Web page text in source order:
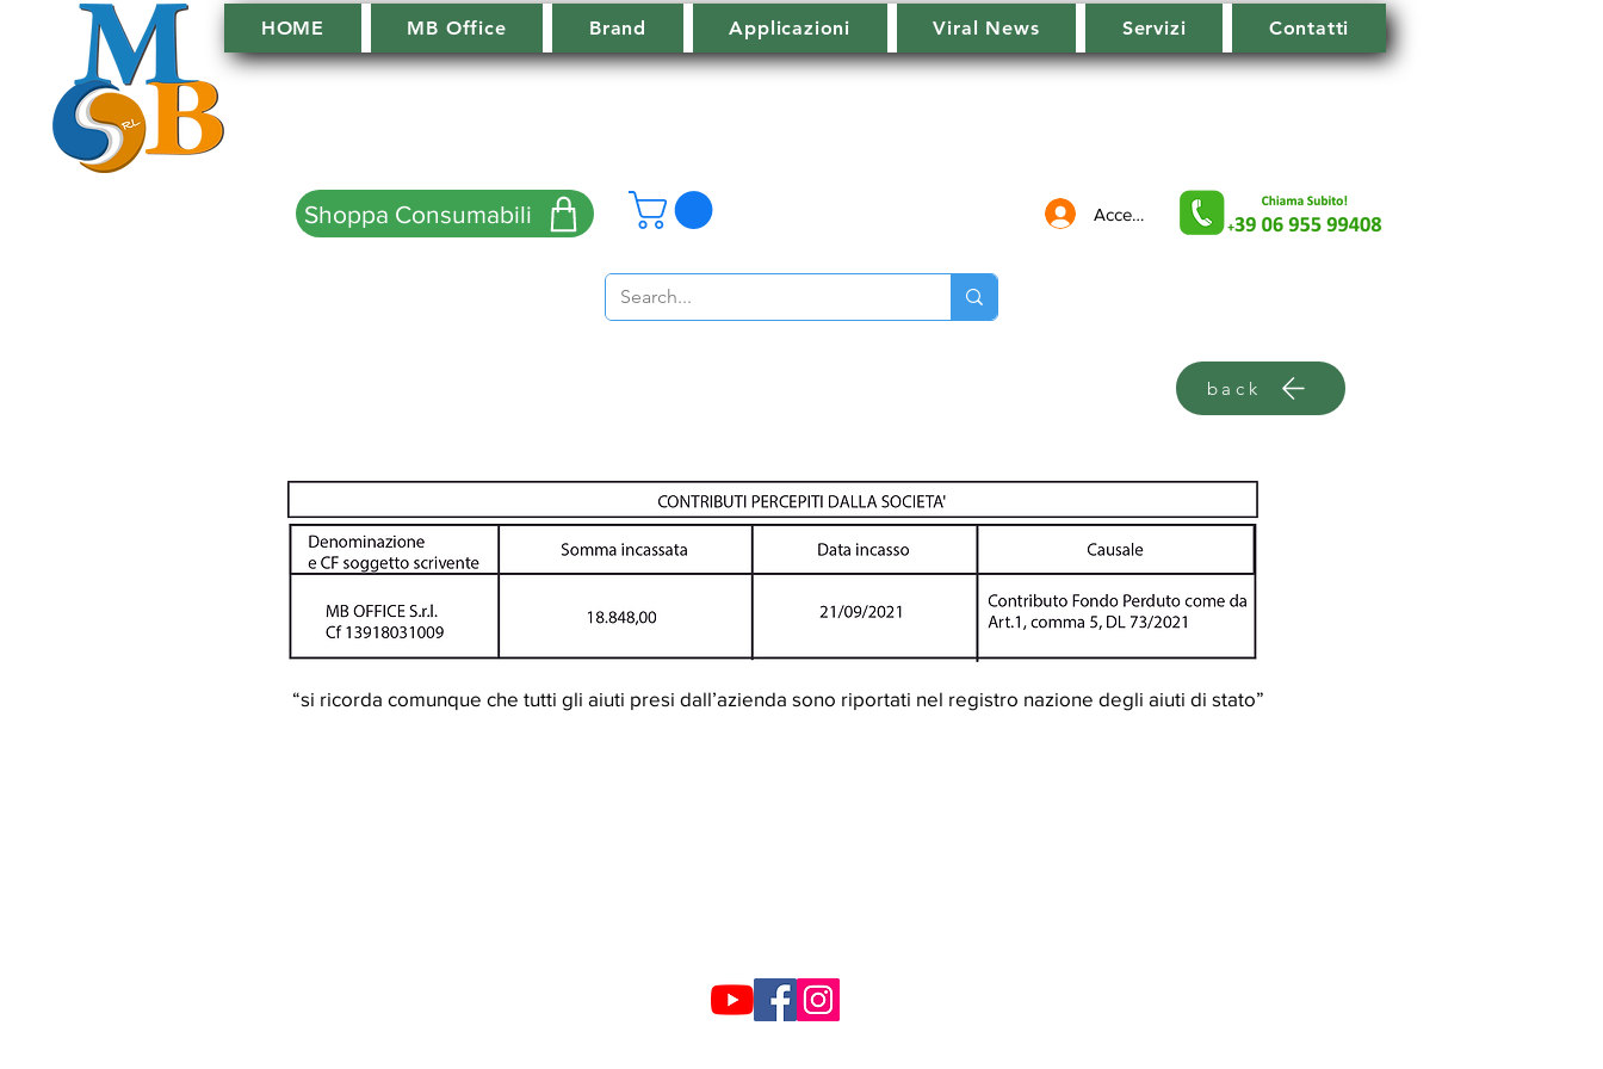
HOME MB Office Brand Applicazioni Viral News Servizi Contatti
Shoppa Consumabili Accedi
back
“si ricorda comunque che tutti gli aiuti presi dall’azienda sono riportati nel registro nazione degli aiuti di stato”